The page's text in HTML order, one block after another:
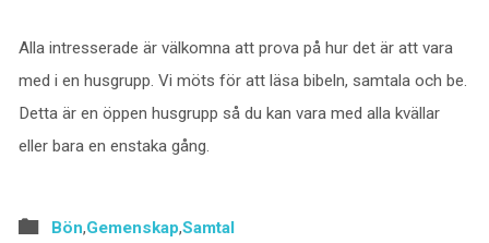
Alla intresserade är välkomna att prova på hur det är att vara
med i en husgrupp. Vi möts för att läsa bibeln, samtala och be.
Detta är en öppen husgrupp så du kan vara med alla kvällar
eller bara en enstaka gång.
Bön,Gemenskap,Samtal